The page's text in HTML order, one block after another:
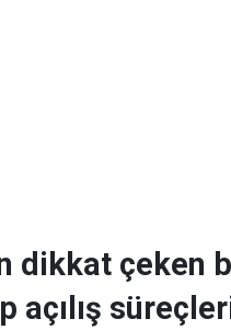
dikkat çeken
açılış